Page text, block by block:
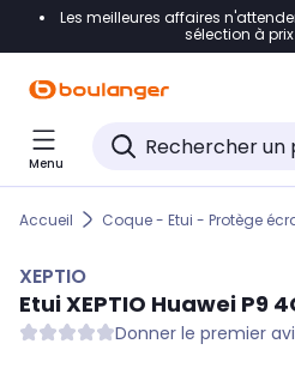
Accéder directement à la
Accéder directement au pied
Accéder directement au
Les meilleures affaires
sélection à
Menu
Accueil Coque - Etui - Protège
XEPTIO
EtuiXEPTIO Huawei P9
Donner le premier